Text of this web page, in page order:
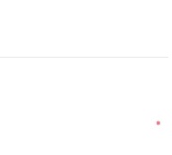
*